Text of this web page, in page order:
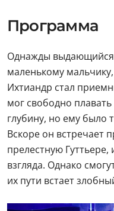
Программа
Однажды выдающийся
маленькому
Ихтиандр стал
мог свободно
глубину, но ему было
Вскоре он встречает
прелестную
взгляда. Однако
их пути встает